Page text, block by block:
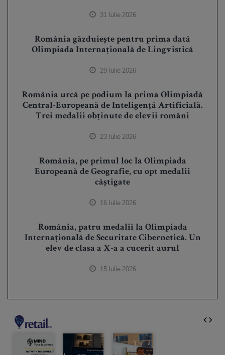
31 Iulie 2026
România găzduiește pentru prima dată
Olimpiada Internațională de Lingvistică
29 Iulie 2026
România urcă pe podium la prima Olimpiadă
Central-Europeană de Inteligență Artificială.
Trei medalii obținute de elevii români
23 Iulie 2026
România, pe primul loc la Olimpiada
Europeană de Geografie, cu opt medalii
câștigate
16 Iulie 2026
România, patru medalii la Olimpiada
Internațională de Securitate Cibernetică. Un
elev de clasa a X-a a cucerit aurul
15 Iulie 2026